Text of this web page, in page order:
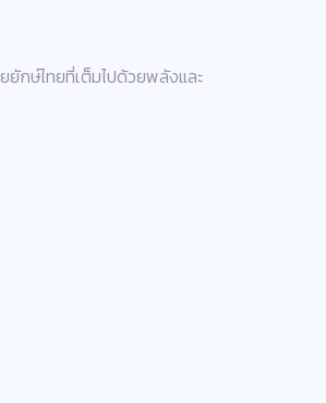
กษ์ไทยที่เต็มไปด้วยพลังและ